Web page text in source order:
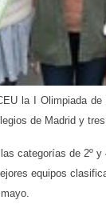
la I Olimpiada
de Madrid y
categorías de 2º
equipos